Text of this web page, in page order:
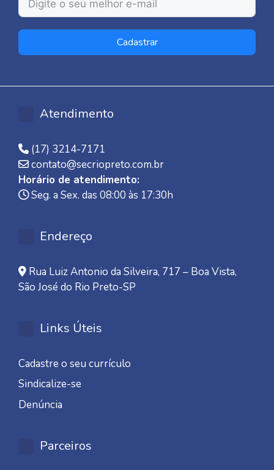
Cadastrar
Atendimento
(17) 3214-7171
contato@secriopreto.com.br
Horário de atendimento:
Seg. a Sex. das 08:00 às 17:30h
Endereço
Rua Luiz Antonio da Silveira, 717 – Boa Vista,
São José do Rio Preto-SP
Links Úteis
Cadastre o seu currículo
Sindicalize-se
Denúncia
Parceiros